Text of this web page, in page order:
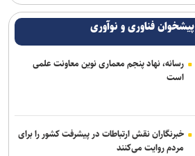
پیشخوان فناوری و نوآوری
رسانه، نهاد پنجم معماری نوین معاونت علمی
است
خبرنگاران نقش ارتباطات در پیشرفت کشور را برای
مردم روایت می‌کنند